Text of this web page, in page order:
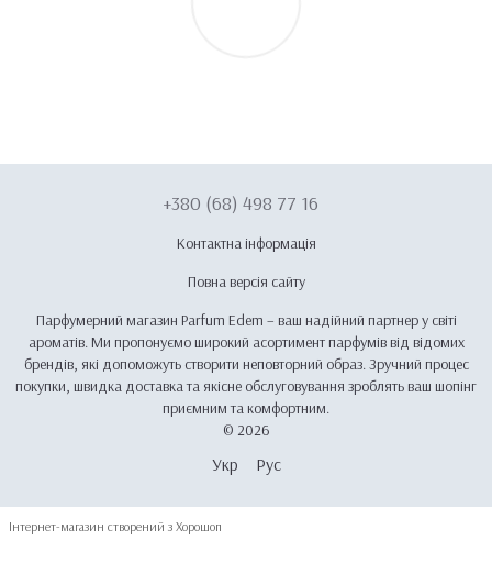
+380 (68) 498 77 16
Контактна інформація
Повна версія сайту
Парфумерний магазин Parfum Edem – ваш надійний партнер у світі
ароматів. Ми пропонуємо широкий асортимент парфумів від відомих
брендів, які допоможуть створити неповторний образ. Зручний процес
покупки, швидка доставка та якісне обслуговування зроблять ваш шопінг
приємним та комфортним.
© 2026
Укр Рус
Інтернет-магазин створений з Хорошоп